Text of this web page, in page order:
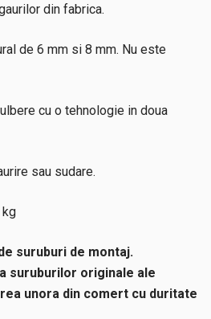
din fabrica.
de 6 mm si 8 mm. Nu este
cu o tehnologie in doua
sau sudare.
kg
suruburi de montaj.
suruburilor originale ale
unora din comert cu duritate